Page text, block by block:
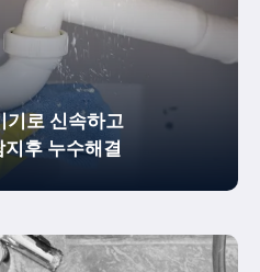
기로 신속하고
지후 누수해결